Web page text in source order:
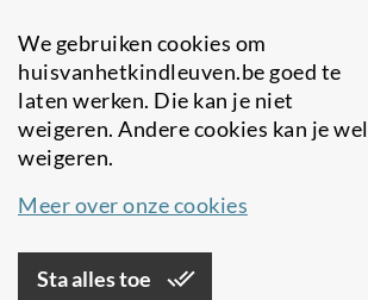
We gebruiken cookies om
huisvanhetkindleuven.be goed te
laten werken. Die kan je niet
weigeren. Andere cookies kan je wel
weigeren.
Meer over onze cookies
Sta alles toe